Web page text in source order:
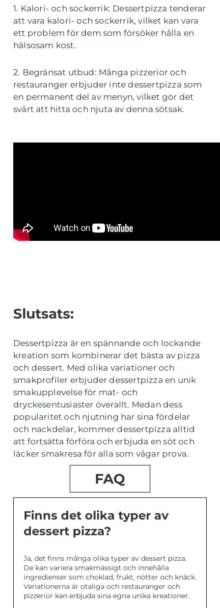
1. Kalori- och sockerrik: Dessertpizza tenderar
att vara kalori- och sockerrik, vilket kan vara
ett problem för dem som försöker hålla en
hälsosam kost.
2. Begränsat utbud: Många pizzerior och
restauranger erbjuder inte dessertpizza som
en permanent del av menyn, vilket gör det
svårt att hitta och njuta av denna sötsak.
Slutsats:
Dessertpizza är en spännande och lockande
kreation som kombinerar det bästa av pizza
och dessert. Med olika variationer och
smakprofiler erbjuder dessertpizza en unik
smakupplevelse för mat- och
dryckesentusiaster överallt. Medan dess
popularitet och njutning har sina fördelar
och nackdelar, kommer dessertpizza alltid
att fortsätta förföra och erbjuda en söt och
läcker smakresa för alla som vågar prova.
FAQ
Finns det olika typer av
dessert pizza?
Ja, det finns många olika typer av dessert pizza.
De kan variera smakmässigt och innehålla
ingredienser som choklad, frukt, nötter och knäck.
Variationerna är otaliga och restauranger och
pizzerior kan erbjuda sina egna unika kreationer.